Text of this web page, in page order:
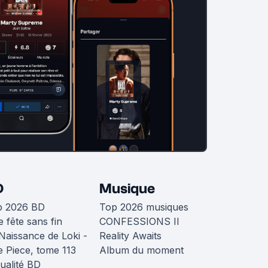
2026 BD
fête sans fin
de Loki -
Piece, tome 113
BD
Musique
Top 2026 musiques
CONFESSIONS II
Reality Awaits
Album du moment